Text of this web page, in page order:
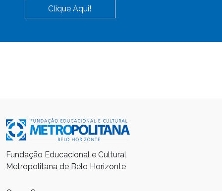
Clique Aqui!
Fundação Educacional e Cultural
Metropolitana de Belo Horizonte